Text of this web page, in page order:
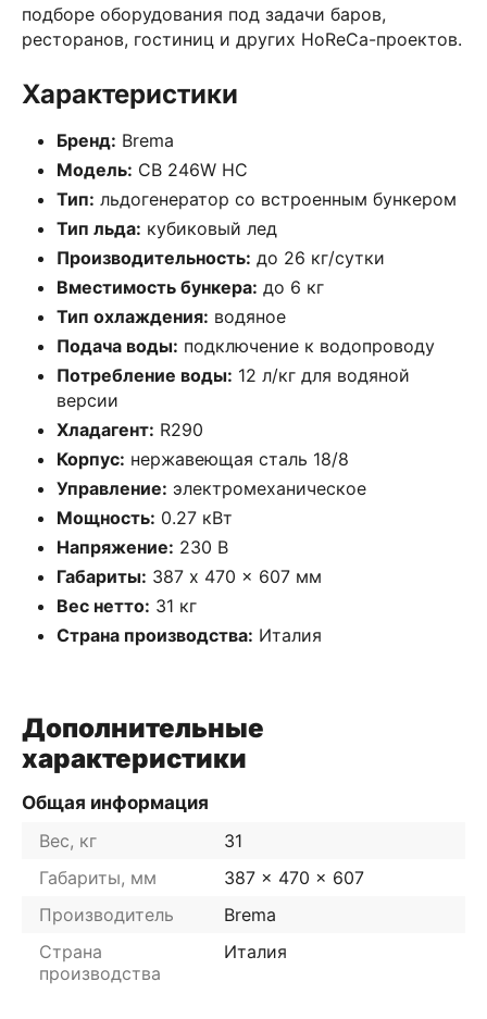
подборе оборудования под задачи баров,
ресторанов, гостиниц и других HoReCa-проектов.
Характеристики
Бренд: Brema
Модель: CB 246W HC
Тип: льдогенератор со встроенным бункером
Тип льда: кубиковый лед
Производительность: до 26 кг/сутки
Вместимость бункера: до 6 кг
Тип охлаждения: водяное
Подача воды: подключение к водопроводу
Потребление воды: 12 л/кг для водяной
версии
Хладагент: R290
Корпус: нержавеющая сталь 18/8
Управление: электромеханическое
Мощность: 0.27 кВт
Напряжение: 230 В
Габариты: 387 x 470 x 607 мм
Вес нетто: 31 кг
Страна производства: Италия
Дополнительные
характеристики
Общая информация
Вес, кг
31
Габариты, мм
387 x 470 x 607
Производитель
Brema
Страна
производства
Италия